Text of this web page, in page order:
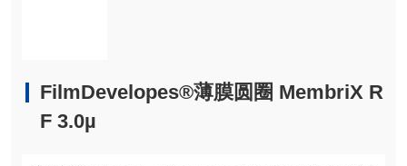
FilmDevelopes®薄膜圆圈 MembriX R
F 3.0µ